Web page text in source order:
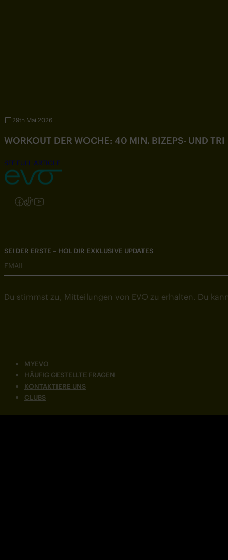
29th Mai 2026
WORKOUT DER WOCHE: 40 MIN. BIZEPS- UND
SEE FULL ARTICLE
Folgen Sie uns auf Instagram
Folgen Sie uns auf Facebook
Folgen Sie uns auf TikTok
Folgen Sie uns auf YouTube
MYEVO
HÄUFIG GESTELLTE FRAGEN
KONTAKTIERE UNS
CLUBS
SEI DER ERSTE – HOL DIR EXKLUSIVE UPDATES
EMAIL
Du stimmst zu, Mitteilungen von EVO zu erhalten. Du